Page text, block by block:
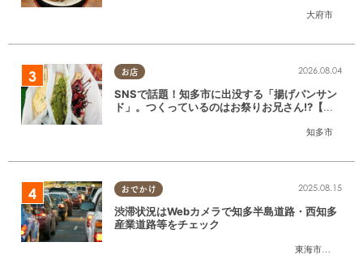
大府市
お店
知多市
2026.08.04
SNSで話題！知多市に出没する「揚げパンサン
ド」。つくっているのはお祭りお兄さん!?【ち
おでかけ
東海市
,大府市
2025.08.15
渋滞状況はWebカメラで知多半島道路・西知多
産業道路等をチェック